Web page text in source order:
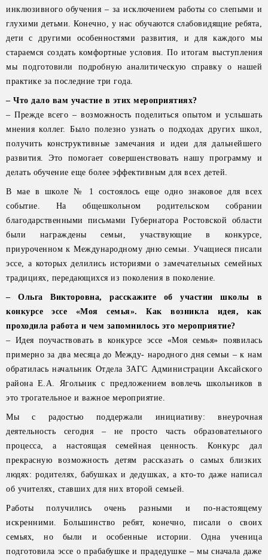
инклюзивного обучения – за исключением работы со слепыми и
глухими детьми. Конечно, у нас обучаются слабовидящие ребята,
дети с другими особенностями развития, и для каждого мы
стараемся создать комфортные условия. По итогам выступления
мы подготовили подробную аналитическую справку о нашей
практике за последние три года.
– Что дало вам участие в этих мероприятиях?
– Прежде всего – возможность поделиться опытом и услышать
мнения коллег. Было полезно узнать о подходах других школ,
получить конструктивные замечания и идеи для дальнейшего
развития. Это помогает совершенствовать нашу программу и
делать обучение еще более эффективным для всех детей.
В мае в школе № 1 состоялось еще одно знаковое для всех
событие. На общешкольном родительском собрании
благодарственными письмами Губернатора Ростовской области
были награждены семьи, участвующие в конкурсе,
приуроченном к Международному дню семьи. Учащиеся писали
эссе, а которых делились историями о замечательных семейных
традициях, передающихся из поколения в поколение.
– Ольга Викторовна, расскажите об участии школы в
конкурсе эссе «Моя семья». Как возникла идея, как
проходила работа и чем запомнилось это мероприятие?
– Идея поучаствовать в конкурсе эссе «Моя семья» появилась
примерно за два месяца до Между- народного дня семьи – к нам
обратилась начальник Отдела ЗАГС Администрации Аксайского
района Е.А. Ягольник с предложением вовлечь школьников в
это трогательное и важное мероприятие.
Мы с радостью поддержали инициативу: внеурочная
деятельность сегодня – не просто часть образовательного
процесса, а настоящая семейная ценность. Конкурс дал
прекрасную возможность детям рассказать о самых близких
людях: родителях, бабушках и дедушках, а кто-то даже написал
об учителях, ставших для них второй семьей.
Работы получились очень разными и по-настоящему
искренними. Большинство ребят, конечно, писали о своих
семьях, но были и особенные истории. Одна ученица
подготовила эссе о прабабушке и прадедушке – мы сначала даже